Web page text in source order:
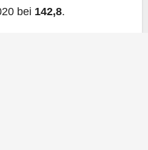
bei 142,8.